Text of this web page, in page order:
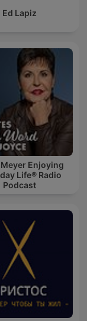
Ed Lapiz
Enjoying
Life® Radio
Podcast